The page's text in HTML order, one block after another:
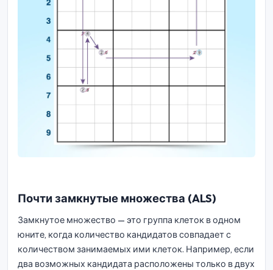
Почти замкнутые множества (ALS)
Замкнутое множество — это группа клеток в одном
юните, когда количество кандидатов совпадает с
количеством занимаемых ими клеток. Например, если
два возможных кандидата расположены только в двух